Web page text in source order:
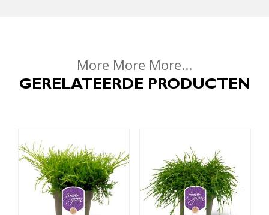
More More More...
GERELATEERDE PRODUCTEN